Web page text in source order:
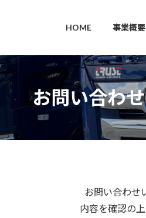
HOME 事業概要
お問い合わ
お問い合わせ
内容を確認の